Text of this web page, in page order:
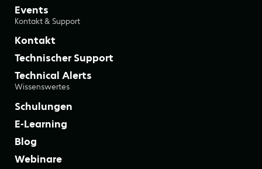
Events
Kontakt & Support
Kontakt
Technischer Support
Technical Alerts
Wissenswertes
Schulungen
E-Learning
Blog
Webinare